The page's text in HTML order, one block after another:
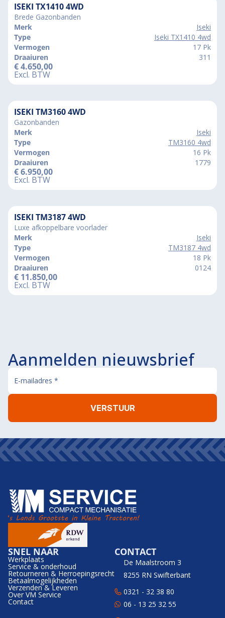
ISEKI TX1410 4WD
Brede Gazonbanden
Merk
Iseki
Type
Iseki TX1410 4wd
Vermogen
17 Pk
Draaiuren
311
€4.650,00
Excl. BTW
ISEKI TM3160 4WD
Gazonbanden
Merk
Iseki
Type
TM3160 4wd
Vermogen
16 Pk
Draaiuren
1779
€6.950,00
Excl. BTW
ISEKI TM3187 4WD
Luxe afkoppelbare voorlader
Merk
Iseki
Type
TM3187 4wd
Vermogen
18 Pk
Draaiuren
0124
€ 11.850,00
Excl. BTW
Aanmelden nieuwsbrief
SNEL NAAR
Werkplaats
Service & onderhoud
Retourneren & Herroepingsrecht
Betaalmogelijkheden
Verzenden & Leveren
Over VM Service
Contact
CONTACT
De Maalstroom 3
8255 RN Swifterbant
0321 - 32 38 80
06 - 13 25 32 55